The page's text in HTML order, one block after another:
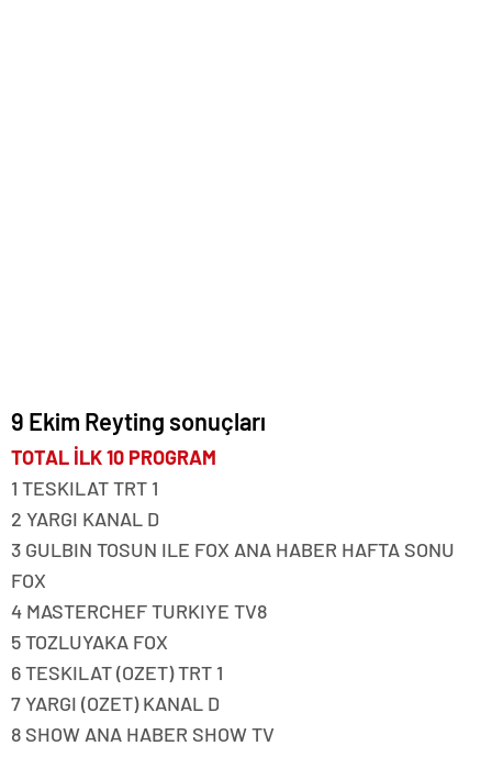
9 Ekim Reyting sonuçları
TOTAL İLK 10 PROGRAM
1 TESKILAT TRT 1
2 YARGI KANAL D
3 GULBIN TOSUN ILE FOX ANA HABER HAFTA SONU
FOX
4 MASTERCHEF TURKIYE TV8
5 TOZLUYAKA FOX
6 TESKILAT (OZET) TRT 1
7 YARGI (OZET) KANAL D
8 SHOW ANA HABER SHOW TV